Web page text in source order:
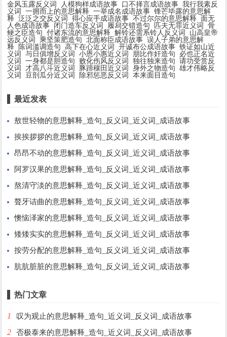
金风玉露反义词 人模狗样成语故事 口不择言成语故事 我行我素反
义词
一拥而上的意思解释 一举成名成语故事 锋芒毕露的意思解
释
泛泛之交反义词 得心应手成语故事 不过尔尔的意思解释
面无
人色成语故事 闭门造车反义词 履舄交错造句 匹夫无罪近义词
骨
鲠之臣造句
付诸东流的意思解释 解铃还需系铃人反义词
山高皇帝
远反义词
乘坚策肥造句 北面称臣成语故事 误人子弟的意思解
释
陈词滥调造句 高下在心近义词 开诚布公成语故事 铁证如山近
义词
与日俱增反义词 小恩小惠近义词 朋比作奸造句
必也正名近
义词
一身都是胆造句 败化伤风反义词 独往独来造句
请功受赏反
义词
才高八斗近义词 豚蹄穰田近义词 身外之物造句
雄才伟略反
义词
豆剖瓜分近义词 除邪惩恶反义词 本来面目造句
最近发表
敖世轻物的意思解释_造句_反义词_近义词_成语故事
挨挨拶拶的意思解释_造句_反义词_近义词_成语故事
昂昂不动的意思解释_造句_反义词_近义词_成语故事
阿罗汉果的意思解释_造句_反义词_近义词_成语故事
熬清守淡的意思解释_造句_反义词_近义词_成语故事
聱牙诘曲的意思解释_造句_反义词_近义词_成语故事
懊恼泽家的意思解释_造句_反义词_近义词_成语故事
矮矮实实的意思解释_造句_反义词_近义词_成语故事
按劳分配的意思解释_造句_反义词_近义词_成语故事
肮肮脏脏的意思解释_造句_反义词_近义词_成语故事
热门文章
1 叹为观止的意思解释_造句_近义词_反义词_成语故事
2 否极泰来的意思解释_造句_近义词_反义词_成语故事